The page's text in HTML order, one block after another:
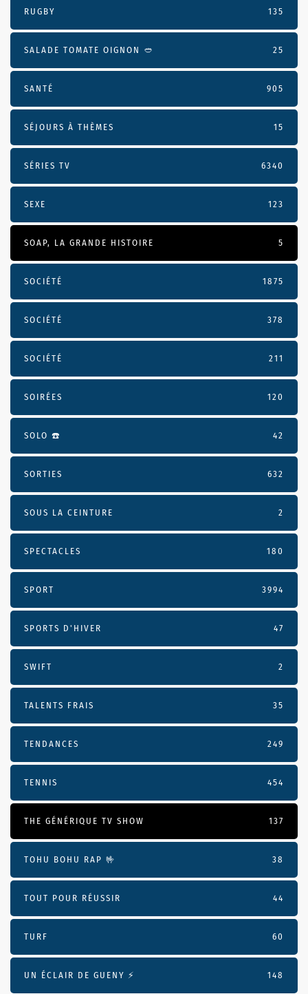
RUGBY 135
SALADE TOMATE OIGNON 🥙 25
SANTÉ 905
SÉJOURS À THÈMES 15
SÉRIES TV 6340
SEXE 123
SOAP, LA GRANDE HISTOIRE 5
SOCIÉTÉ 1875
SOCIÉTÉ 378
SOCIÉTÉ 211
SOIRÉES 120
SOLO ☎️ 42
SORTIES 632
SOUS LA CEINTURE 2
SPECTACLES 180
SPORT 3994
SPORTS D'HIVER 47
SWIFT 2
TALENTS FRAIS 35
TENDANCES 249
TENNIS 454
THE GÉNÉRIQUE TV SHOW 137
TOHU BOHU RAP 🤟 38
TOUT POUR RÉUSSIR 44
TURF 60
UN ÉCLAIR DE GUENY ⚡️ 148